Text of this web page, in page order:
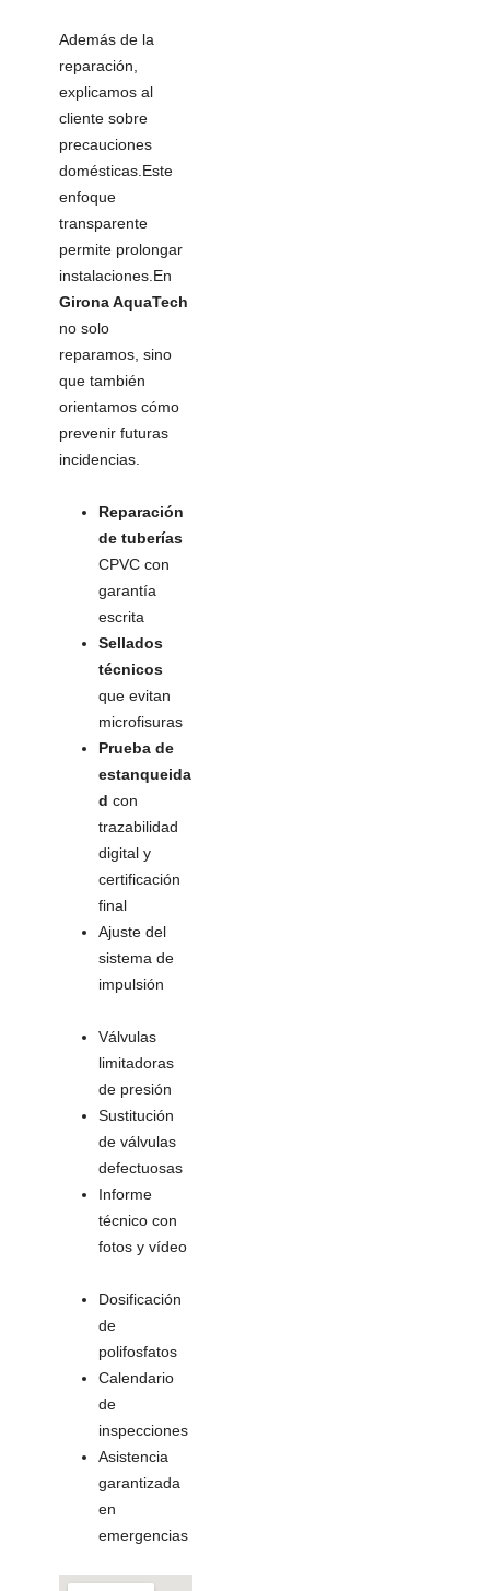
Además de la
reparación,
explicamos al
cliente sobre
precauciones
domésticas.Este
enfoque
transparente
permite prolongar
instalaciones.En
Girona AquaTech
no solo
reparamos, sino
que también
orientamos cómo
prevenir futuras
incidencias.
Reparación
de tuberías
CPVC con
garantía
escrita
Sellados
técnicos
que evitan
microfisuras
Prueba de
estanqueida
d con
trazabilidad
digital y
certificación
final
Ajuste del
sistema de
impulsión
Válvulas
limitadoras
de presión
Sustitución
de válvulas
defectuosas
Informe
técnico con
fotos y vídeo
Dosificación
de
polifosfatos
Calendario
de
inspecciones
Asistencia
garantizada
en
emergencias